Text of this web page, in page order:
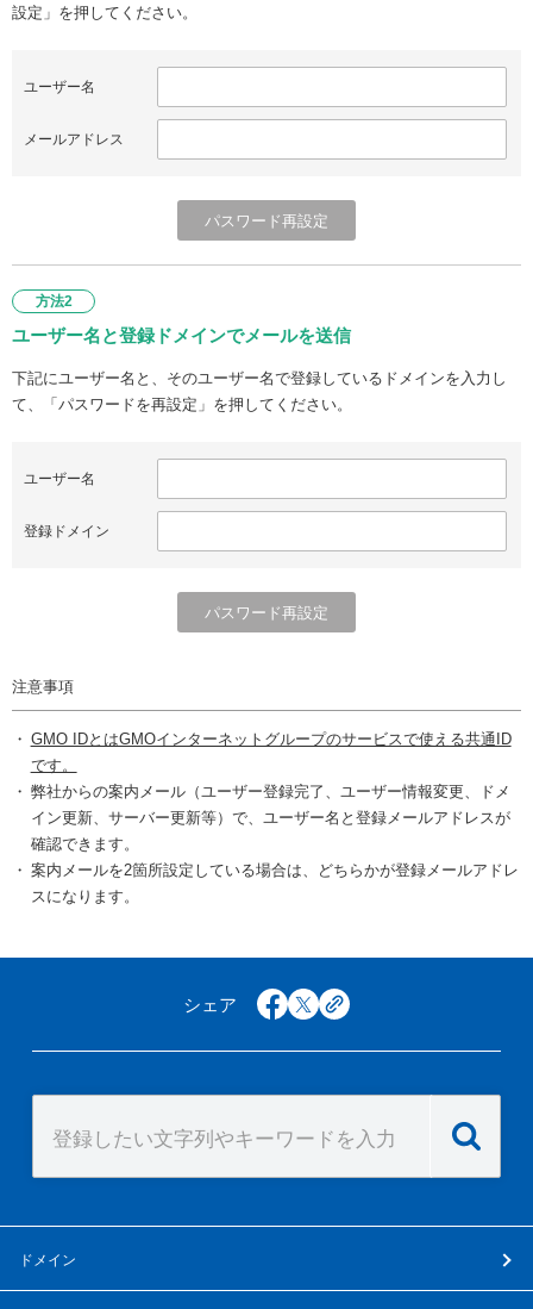
設定」を押してください。
ユーザー名
メールアドレス
方法2
ユーザー名と登録ドメインでメールを送信
下記にユーザー名と、そのユーザー名で登録しているドメインを入力し
て、「パスワードを再設定」を押してください。
ユーザー名
登録ドメイン
注意事項
GMO IDとはGMOインターネットグループのサービスで使える共通ID
です。
弊社からの案内メール（ユーザー登録完了、ユーザー情報変更、ドメ
イン更新、サーバー更新等）で、ユーザー名と登録メールアドレスが
確認できます。
案内メールを2箇所設定している場合は、どちらかが登録メールアドレ
スになります。
シェア facebook
x copy
ドメイン